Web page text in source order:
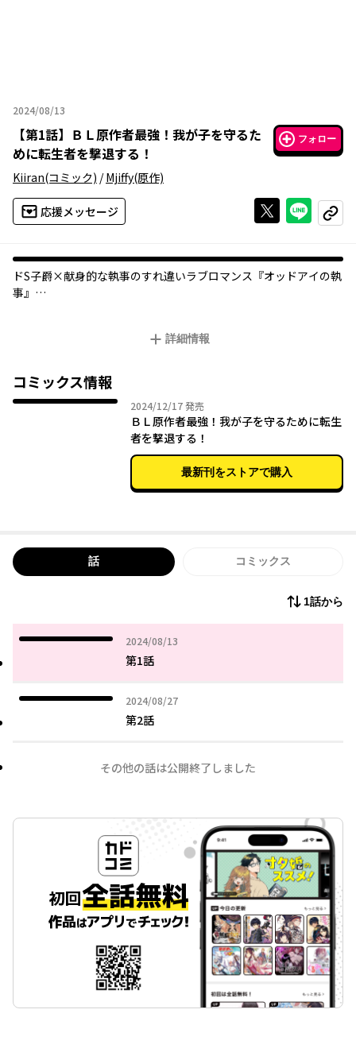
2024/08/13
2024年08月13日
【第1話】 ＢＬ原作者最強！我が子を守るた
めに転生者を撃退する！
フォロー
Kiiran(コミック) /Mjiffy(原作)
応援メッセージ Xで投稿する
ライン
コピー
ドS子爵×献身的な執事のすれ違いラブロマンス『オッドアイの執
事』――
する
自称「伯爵令嬢のファン」とキャラの解釈をめぐり口論となる
も…突然パソコンが漏電して感電死!?
気がつくと『オッドアイの執事』の受に転生してしまってい
しかもあの「伯爵令嬢のファン」も伯爵令嬢に転生し、攻を落と
自分の作品のカップリングを守るため、作者は転生者撃退に乗り
詳細情報
コミックス情報
2024/12/172024年12月17日
発売
ＢＬ原作者最強！我が子を守るために転生
者を撃退する！
最新刊をストアで購入
話 コミックス
1話から
2024/08/13
2024年08月13日
第1話
2024/08/27
2024年08月27日
第2話
その他の話は公開終了しました